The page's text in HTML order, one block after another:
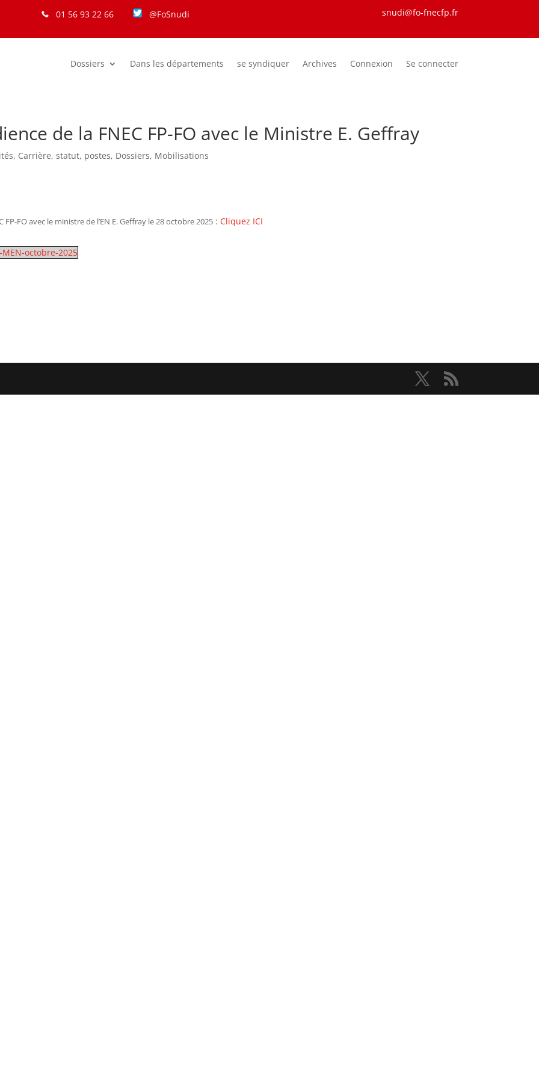
01 56 93 22 66 @FoSnudi snudi@fo-fnecfp.fr
Dossiers Dans les départements se syndiquer Archives Connexion Se connecter
de la FNEC FP-FO avec le Ministre E. Geffray
, Carrière, statut, postes, Dossiers, Mobilisations
FO avec le ministre de l’EN E. Geffray le 28 octobre 2025 :Cliquez ICI
MEN-octobre-2025